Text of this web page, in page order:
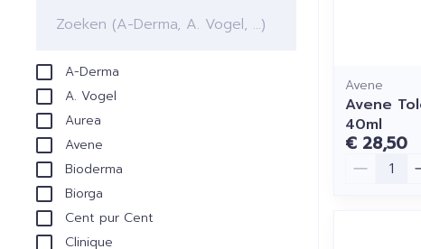
A-Derma
A. Vogel
Aurea
Avene
Bioderma
Biorga
Cent pur Cent
Clinique
Avene
Avene
40ml
€ 28,50
Aantal